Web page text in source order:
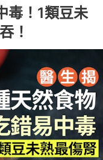
毒！1類豆未
！